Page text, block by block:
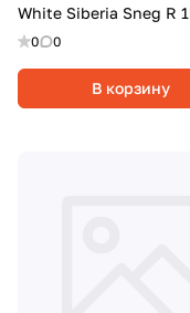
White Siberia Sneg R
0 0
В корзину